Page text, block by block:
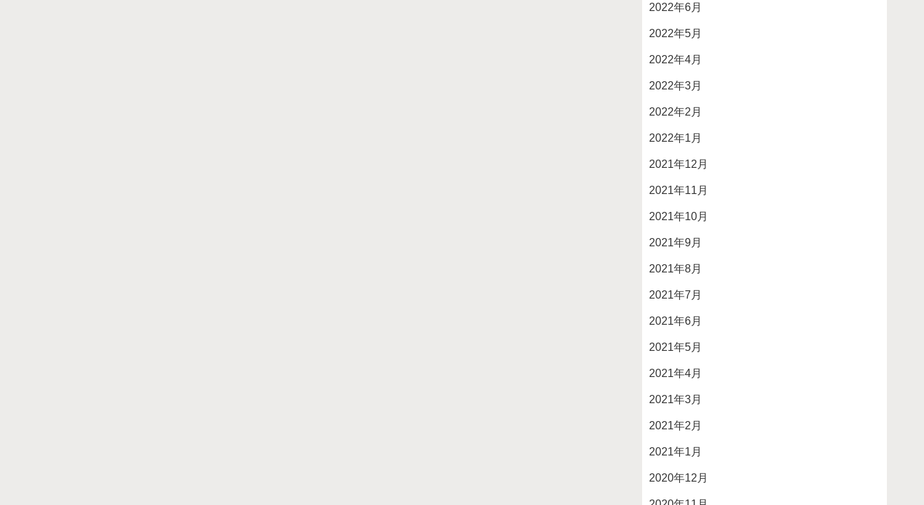
2022年6月
2022年5月
2022年4月
2022年3月
2022年2月
2022年1月
2021年12月
2021年11月
2021年10月
2021年9月
2021年8月
2021年7月
2021年6月
2021年5月
2021年4月
2021年3月
2021年2月
2021年1月
2020年12月